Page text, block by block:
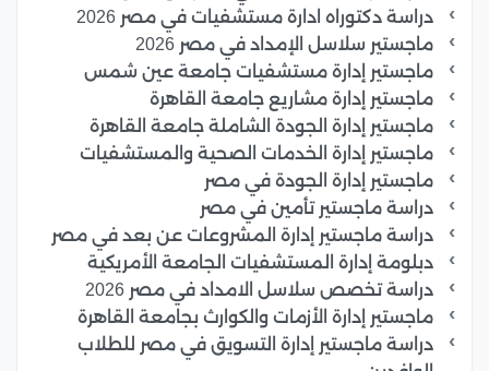
دراسة دكتوراه ادارة مستشفيات في مصر 2026
ماجستير سلاسل الإمداد في مصر 2026
ماجستير إدارة مستشفيات جامعة عين شمس
ماجستير إدارة مشاريع جامعة القاهرة
ماجستير إدارة الجودة الشاملة جامعة القاهرة
ماجستير إدارة الخدمات الصحية والمستشفيات
ماجستير إدارة الجودة في مصر
دراسة ماجستير تأمين في مصر
دراسة ماجستير إدارة المشروعات عن بعد في مصر
دبلومة إدارة المستشفيات الجامعة الأمريكية
دراسة تخصص سلاسل الامداد في مصر 2026
ماجستير إدارة الأزمات والكوارث بجامعة القاهرة
دراسة ماجستير إدارة التسويق في مصر للطلاب